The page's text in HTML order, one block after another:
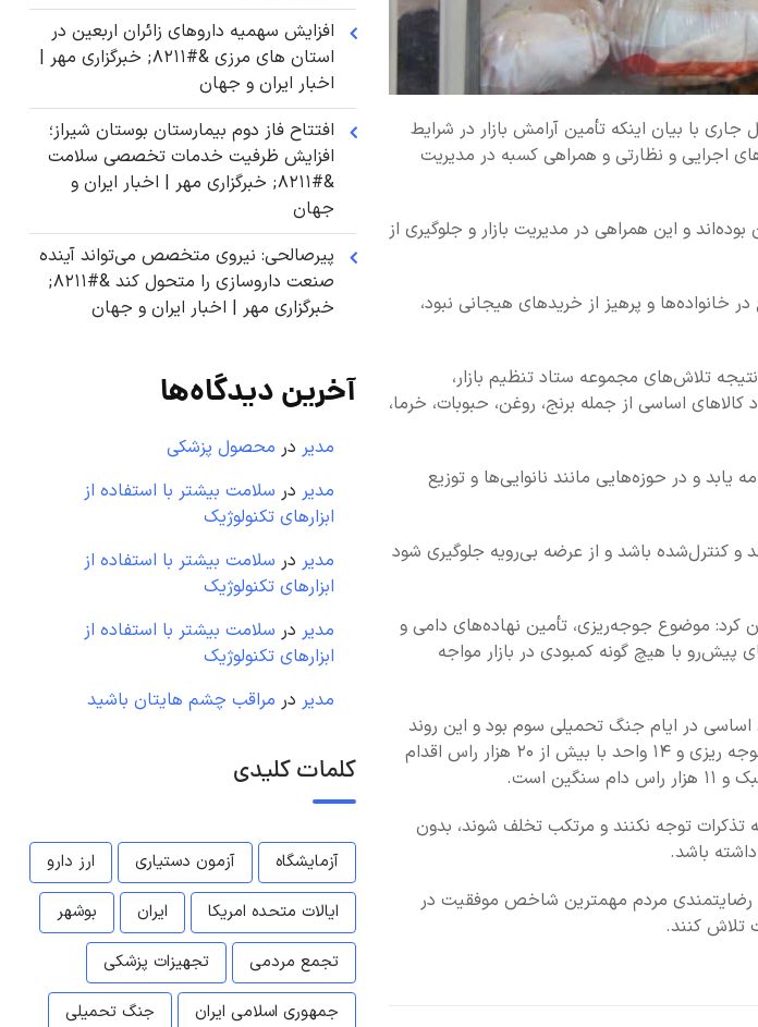
با بیان اینکه تأمین آرامش بازار در شرایط
اجرایی و نظارتی و همراهی کسبه در مدیریت
و این همراهی در مدیریت بازار و جلوگیری از
خانواده‌ها و پرهیز از خریدهای هیجانی نبود،
تلاش‌های مجموعه ستاد تنظیم بازار،
اساسی از جمله برنج، روغن، حبوبات، خرما،
و در حوزه‌هایی مانند نانوایی‌ها و توزیع
و کنترل‌شده باشد و از عرضه بی‌رویه جلوگیری شود
کرد: موضوع جوجه‌ریزی، تأمین نهاده‌های دامی و
پیش‌رو با هیچ‌ گونه کمبودی در بازار مواجه
اساسی در ایام جنگ تحمیلی سوم بود و این روند
باید تدوام داشته باشد، افزود: در حال حاضر از ۳۳ واحد مرغداری شهرستان ۲۰ واحد اقدام به جوجه ریزی و ۱۴ واحد با بیش از ۲۰ هزار راس اقدام
تذکرات توجه نکنند و مرتکب تخلف شوند، بدون
باشد.
رضایتمندی مردم مهمترین شاخص موفقیت در
تلاش کنند.
افزایش سهمیه داروهای زائران اربعین در
استان های مرزی &#۸۲۱۱; خبرگزاری مهر |
اخبار ایران و جهان
افتتاح فاز دوم بیمارستان بوستان شیراز؛
افزایش ظرفیت خدمات تخصصی سلامت
&#۸۲۱۱; خبرگزاری مهر | اخبار ایران و
جهان
پیرصالحی: نیروی متخصص می‌تواند آینده
صنعت داروسازی را متحول کند &#۸۲۱۱;
خبرگزاری مهر | اخبار ایران و جهان
آخرین دیدگاه‌ها
مدیر در محصول پزشکی
مدیر در سلامت بیشتر با استفاده از
ابزارهای تکنولوژیک
مدیر در سلامت بیشتر با استفاده از
ابزارهای تکنولوژیک
مدیر در سلامت بیشتر با استفاده از
ابزارهای تکنولوژیک
مدیر در مراقب چشم هایتان باشید
کلمات کلیدی
آزمایشگاه آزمون دستیاری
ارز دارو
ایالات متحده امریکا
ایران
بوشهر
تجمع مردمی
تجهیزات پزشکی
جمهوری اسلامی ایران
جنگ تحمیلی